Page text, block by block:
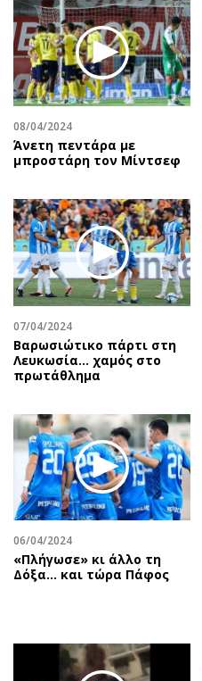
08/04/2024
Άνετη πεντάρα με
μπροστάρη τον Μίντσεφ
07/04/2024
Βαρωσιώτικο πάρτι στη
Λευκωσία… χαμός στο
πρωτάθλημα
06/04/2024
«Πλήγωσε» κι άλλο τη
Δόξα… και τώρα Πάφος